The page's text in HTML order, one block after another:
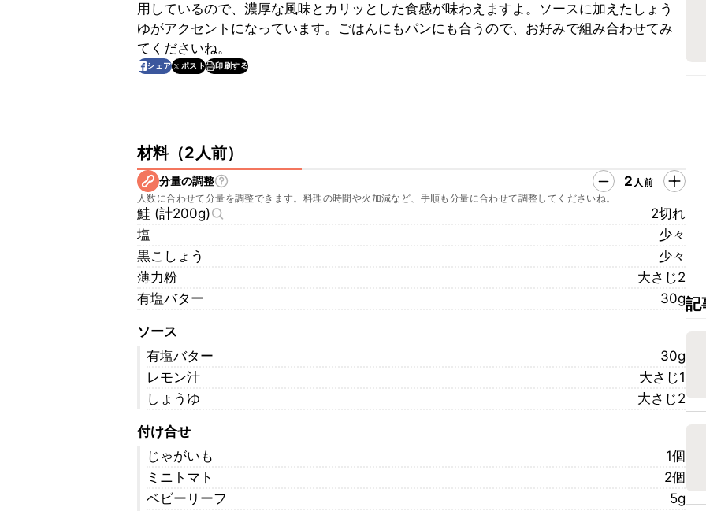
用しているので、濃厚な風味とカリッとした食感が味わえますよ。ソースに加えたしょう
ゆがアクセントになっています。ごはんにもパンにも合うので、お好みで組み合わせてみ
てくださいね。
シェア ポスト 印刷する
材料（2人前）
分量の調整 2 人前
人数に合わせて分量を調整できます。料理の時間や火加減など、手順も分量に合わせて調整してくださいね。
鮭 (計200g)
2切れ
塩
少々
黒こしょう
少々
薄力粉
大さじ2
有塩バター
30g
ソース
有塩バター
30g
レモン汁
大さじ1
しょうゆ
大さじ2
付け合せ
じゃがいも
1個
ミニトマト
2個
ベビーリーフ
5g
記